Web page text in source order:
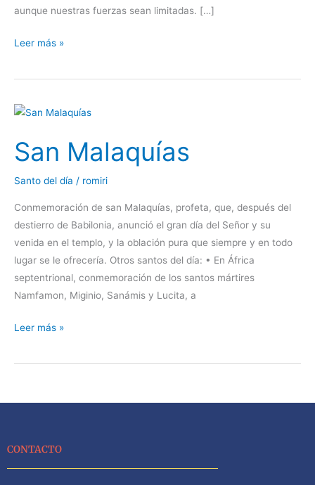
aunque nuestras fuerzas sean limitadas. […]
Leer más »
San Malaquías
Santo del día / romiri
Conmemoración de san Malaquías, profeta, que, después del
destierro de Babilonia, anunció el gran día del Señor y su
venida en el templo, y la oblación pura que siempre y en todo
lugar se le ofrecería. Otros santos del día: • En África
septentrional, conmemoración de los santos mártires
Namfamon, Miginio, Sanámis y Lucita, a
San
Leer más »
CONTACTO